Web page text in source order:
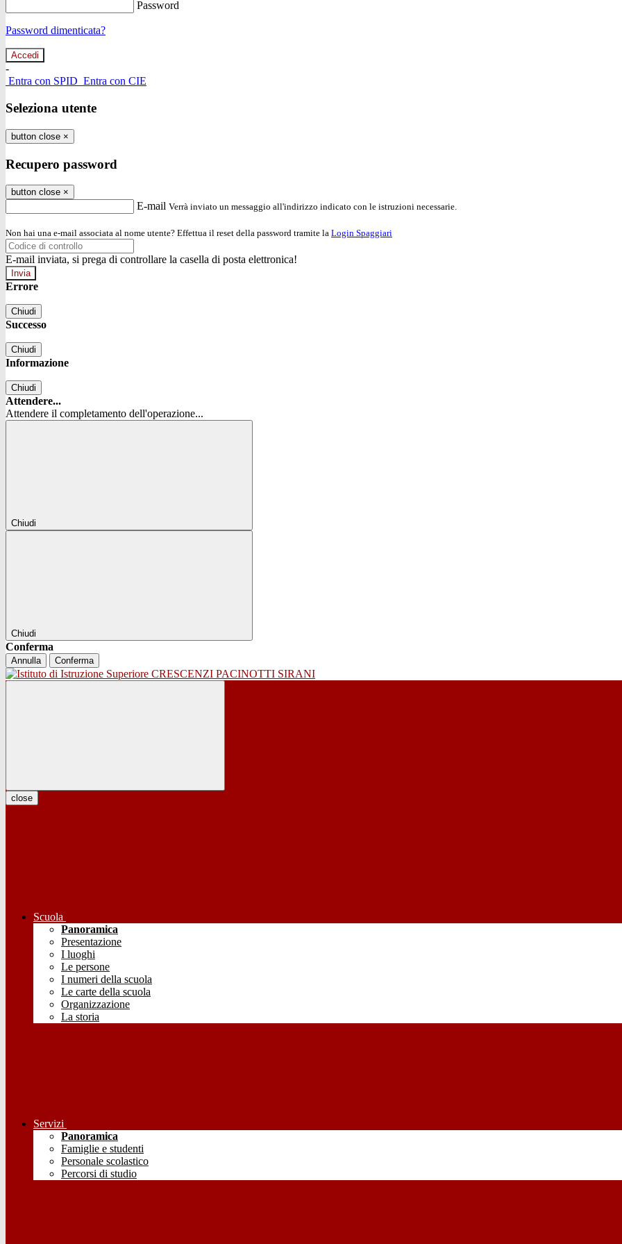
Password
Password dimenticata?
-
Entra con SPID Entra con CIE
Seleziona utente
button close ×
Recupero password
button close ×
E-mail Verrà inviato un messaggio all'indirizzo indicato con le istruzioni necessarie.
Non hai una e-mail associata al nome utente? Effettua il reset della password tramite la Login Spaggiari
E-mail inviata, si prega di controllare la casella di posta elettronica!
Errore
Chiudi
Successo
Chiudi
Informazione
Chiudi
Attendere...
Attendere il completamento dell'operazione...
Chiudi
Chiudi
Conferma
Annulla Conferma
close
Scuola
Panoramica
Presentazione
I luoghi
Le persone
I numeri della scuola
Le carte della scuola
Organizzazione
La storia
Servizi
Panoramica
Famiglie e studenti
Personale scolastico
Percorsi di studio